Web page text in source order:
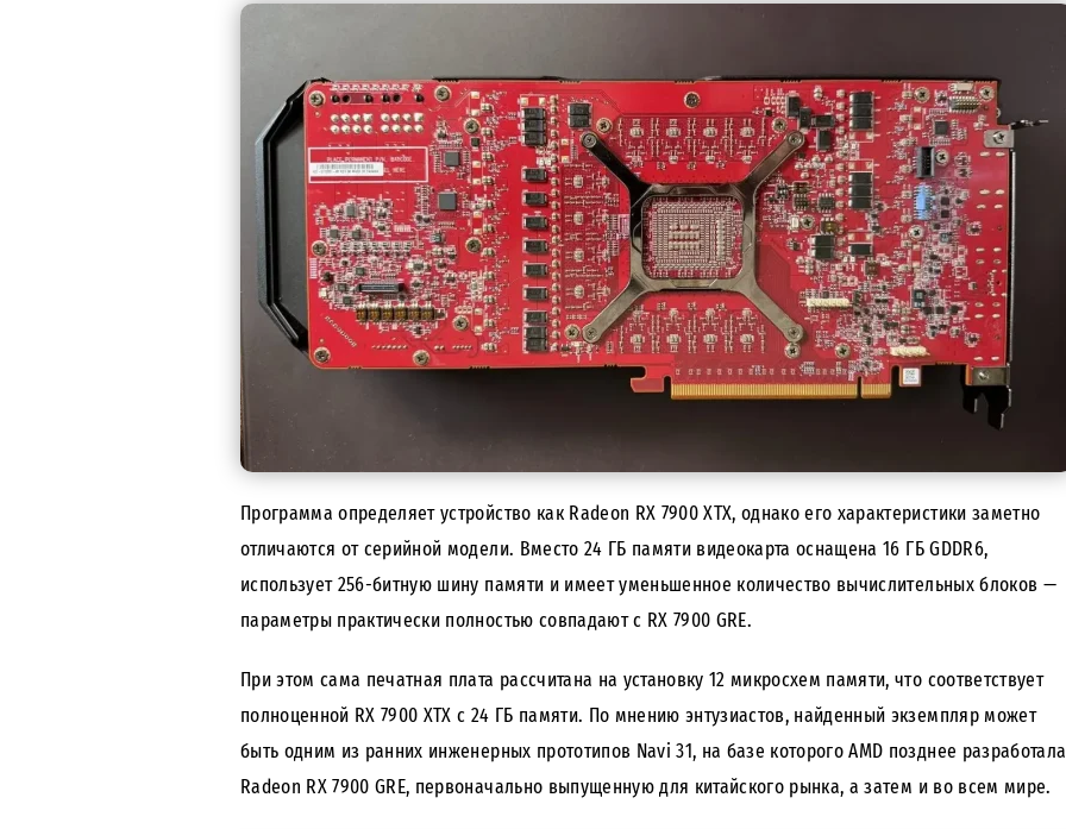
Программа определяет устройство как Radeon RX 7900 XTX, однако его характеристики заметно
отличаются от серийной модели. Вместо 24 ГБ памяти видеокарта оснащена 16 ГБ GDDR6,
использует 256-битную шину памяти и имеет уменьшенное количество вычислительных блоков —
параметры практически полностью совпадают с RX 7900 GRE.
При этом сама печатная плата рассчитана на установку 12 микросхем памяти, что соответствует
полноценной RX 7900 XTX с 24 ГБ памяти. По мнению энтузиастов, найденный экземпляр может
быть одним из ранних инженерных прототипов Navi 31, на базе которого AMD позднее разработала
Radeon RX 7900 GRE, первоначально выпущенную для китайского рынка, а затем и во всем мире.